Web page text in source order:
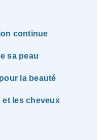
continue
sa peau
la beauté
et les cheveux